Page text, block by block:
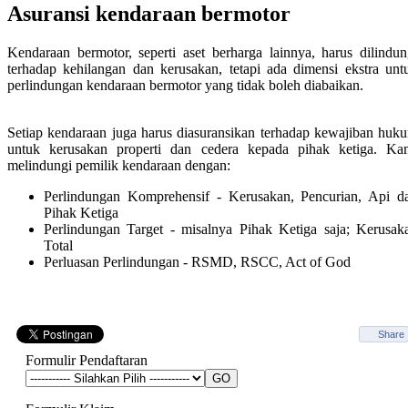
Asuransi Kecelakaan Diri
Asuransi Harta Benda
Asuransi Pekerja
Asuransi Kewajiban
Asuransi Tanggung Gugat
Publik
Asuransi Profesi
Asuransi Tanggung Gugat
Asuransi Jaminan Pemilik
Proyek
Asuransi kendaraan bermotor
Kendaraan bermotor, seperti aset berharga lainnya, harus
terhadap kehilangan dan kerusakan, tetapi ada dimensi ekstra
perlindungan kendaraan bermotor yang tidak boleh diabaikan.
Setiap kendaraan juga harus diasuransikan terhadap kewajiban
untuk kerusakan properti dan cedera kepada pihak ketiga.
melindungi pemilik kendaraan dengan:
Perlindungan Komprehensif - Kerusakan, Pencurian, Api
Pihak Ketiga
Perlindungan Target - misalnya Pihak Ketiga saja;
Total
Perluasan Perlindungan - RSMD, RSCC, Act of God
Share
Formulir Pendaftaran